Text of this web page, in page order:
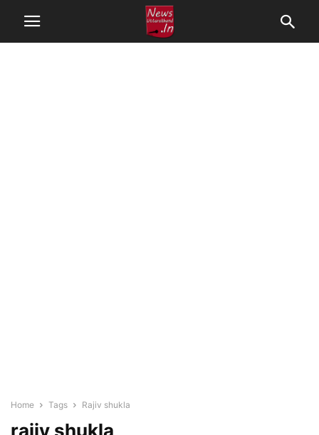
Home Tags Rajiv shukla
rajiv shukla